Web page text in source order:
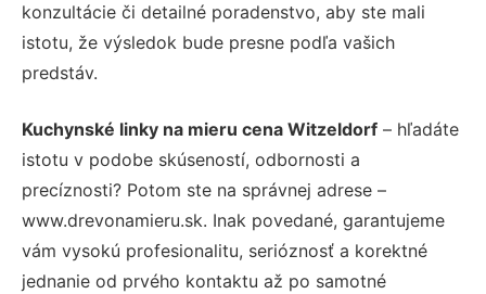
konzultácie či detailné poradenstvo, aby ste mali
istotu, že výsledok bude presne podľa vašich
predstáv.
Kuchynské linky na mieru cena Witzeldorf – hľadáte
istotu v podobe skúseností, odbornosti a
precíznosti? Potom ste na správnej adrese –
www.drevonamieru.sk. Inak povedané, garantujeme
vám vysokú profesionalitu, serióznosť a korektné
jednanie od prvého kontaktu až po samotné